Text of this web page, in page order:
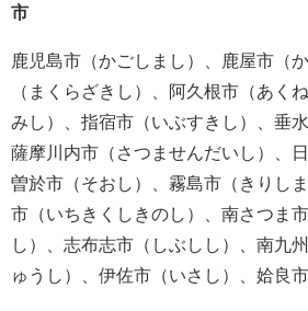
市
鹿児島市（かごしまし）、鹿屋市（
（まくらざきし）、阿久根市（あく
みし）、指宿市（いぶすきし）、垂
薩摩川内市（さつませんだいし）、
曽於市（そおし）、霧島市（きりし
市（いちきくしきのし）、南さつま
し）、志布志市（しぶしし）、南九
ゅうし）、伊佐市（いさし）、姶良